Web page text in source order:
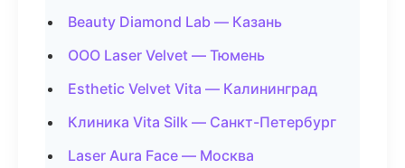
Beauty Diamond Lab — Казань
ООО Laser Velvet — Тюмень
Esthetic Velvet Vita — Калининград
Клиника Vita Silk — Санкт-Петербург
Laser Aura Face — Москва